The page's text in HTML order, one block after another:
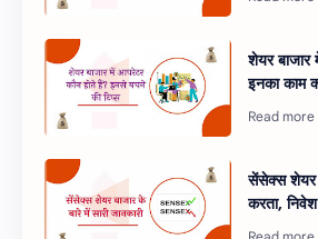
शेयर
इनका काम
सेंसेक्स शेयर
करता,